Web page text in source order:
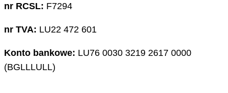
nr RCSL: F7294
nr TVA: LU22 472 601
Konto bankowe: LU76 0030 3219 2617 0000
(BGLLLULL)